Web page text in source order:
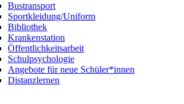
Bustransport
Sportkleidung/Uniform
Bibliothek
Krankenstation
Öffentlichkeitsarbeit
Schulpsychologie
Angebote für neue Schüler*innen
Distanzlernen